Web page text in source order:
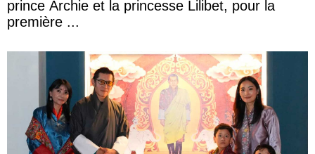
prince Archie et la princesse Lilibet, pour la
première ...